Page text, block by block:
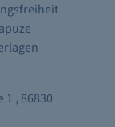
, 86830